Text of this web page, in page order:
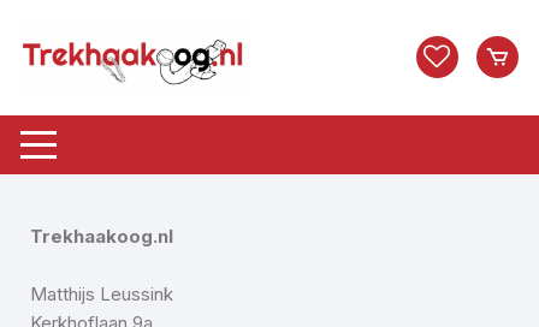
Trekhaakoog.nl
Matthijs Leussink